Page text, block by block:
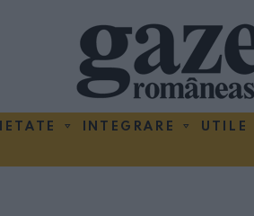
INTEGRARE UTILE